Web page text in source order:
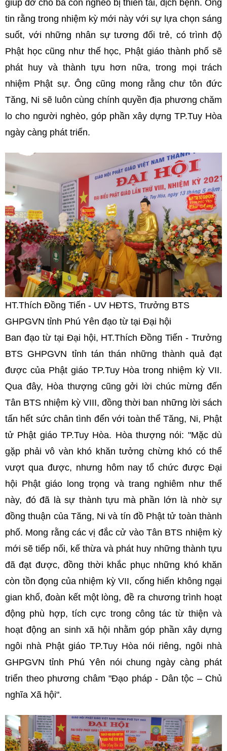
giúp đỡ cho bà con nghèo bị thiên tai, dịch bệnh. Ông
tin rằng trong nhiệm kỳ mới này với sự lựa chọn sáng
suốt, với những nhân sự tương đối trẻ, có trình độ
Phật học cũng như thế học, Phật giáo thành phố sẽ
phát huy và thành tựu hơn nữa, trong mọi trách
nhiệm Phật sự. Ông cũng mong rằng chư tôn đức
Tăng, Ni sẽ luôn cùng chính quyền địa phương chăm
lo cho người nghèo, góp phần xây dựng TP.Tuy Hòa
ngày càng phát triển.
HT.Thích Đồng Tiến - UV HĐTS, Trưởng BTS
GHPGVN tỉnh Phú Yên đạo từ tại Đại hội
Ban đạo từ tại Đại hội, HT.Thích Đồng Tiến - Trưởng
BTS GHPGVN tỉnh tán thán những thành quả đạt
được của Phật giáo TP.Tuy Hòa trong nhiệm kỳ VII.
Qua đây, Hòa thượng cũng gởi lời chúc mừng đến
Tân BTS nhiệm kỳ VIII, đồng thời ban những lời sách
tấn hết sức chân tình đến với toàn thể Tăng, Ni, Phật
tử Phật giáo TP.Tuy Hòa. Hòa thượng nói: "Mặc dù
gặp phải vô vàn khó khăn tưởng chừng khó có thể
vượt qua được, nhưng hôm nay tổ chức được Đại
hội Phật giáo long trọng và trang nghiêm như thế
này, đó đã là sự thành tựu mà phần lớn là nhờ sự
đồng thuận của Tăng, Ni và tín đồ Phật tử toàn thành
phố. Mong rằng các vị đắc cử vào Tân BTS nhiệm kỳ
mới sẽ tiếp nối, kế thừa và phát huy những thành tựu
đã đạt được, đồng thời khắc phục những khó khăn
còn tồn đọng của nhiệm kỳ VII, cống hiến không ngại
gian khổ, đoàn kết một lòng, đề ra chương trình hoạt
động phù hợp, tích cực trong công tác từ thiện và
hoạt động an sinh xã hội nhằm góp phần xây dựng
ngôi nhà Phật giáo TP.Tuy Hòa nói riêng, ngôi nhà
GHPGVN tỉnh Phú Yên nói chung ngày càng phát
triển theo phương châm "Đạo pháp - Dân tộc – Chủ
nghĩa Xã hội".